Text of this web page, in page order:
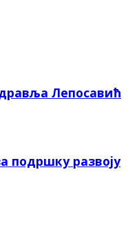
Лепосавић
подршку развоју